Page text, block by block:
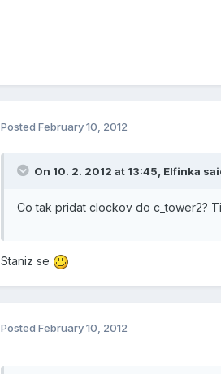
Posted February 10, 2012
On 10. 2. 2012 at 13:45, Elfinka
Co tak pridat clockov do c_tower2?
Staniz se
Posted February 10, 2012